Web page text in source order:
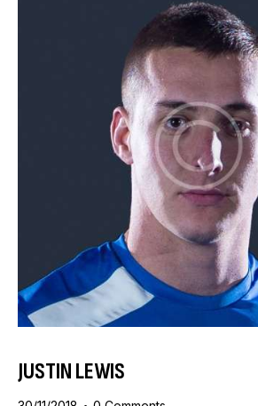
JUSTIN LEWIS